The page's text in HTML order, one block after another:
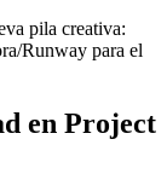
pila creativa:
Runway para el
en Project